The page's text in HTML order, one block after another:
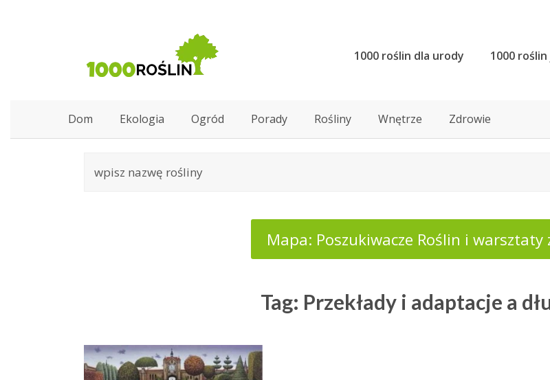
1000 roślin dla urody 1000
Dom Ekologia Ogród Porady Rośliny Wnętrze Zdrowie
Mapa: Poszukiwacze Roślin i warsztaty
Tag: Przekłady i adaptacje a